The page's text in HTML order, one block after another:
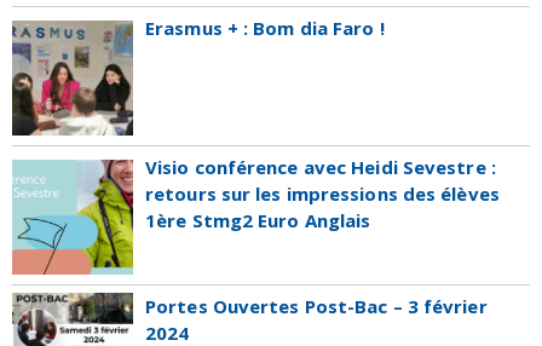
Erasmus + : Bom dia Faro !
Visio conférence avec Heidi Sevestre :
retours sur les impressions des élèves
1ère Stmg2 Euro Anglais
Portes Ouvertes Post-Bac – 3 février
2024